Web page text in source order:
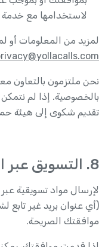
لاستخدامها مع
لمزيد من المعلومات أو
نحن ملتزمون
بالخصوصية. إذا لم
تقديم شكوى إلى هيئة
8. التسويق عبر البريد الإلكتروني
لإرسال مواد تسويقية
(أي عنوان بريد غير تابع
موافقتك الصريحة.